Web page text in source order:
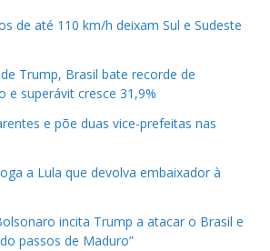
de até 110 km/h deixam Sul e Sudeste
Trump, Brasil bate recorde de
e superávit cresce 31,9%
e põe duas vice-prefeitas nas
a Lula que devolva embaixador à
incita Trump a atacar o Brasil e
passos de Maduro”